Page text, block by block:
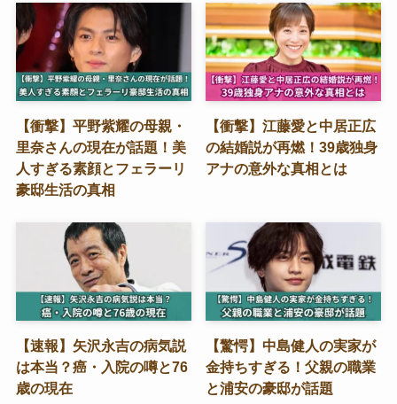
【衝撃】平野紫耀の母親・
里奈さんの現在が話題！美
人すぎる素顔とフェラーリ
豪邸生活の真相
【衝撃】江藤愛と中居正広
の結婚説が再燃！39歳独身
アナの意外な真相とは
【速報】矢沢永吉の病気説
は本当？癌・入院の噂と76
歳の現在
【驚愕】中島健人の実家が
金持ちすぎる！父親の職業
と浦安の豪邸が話題